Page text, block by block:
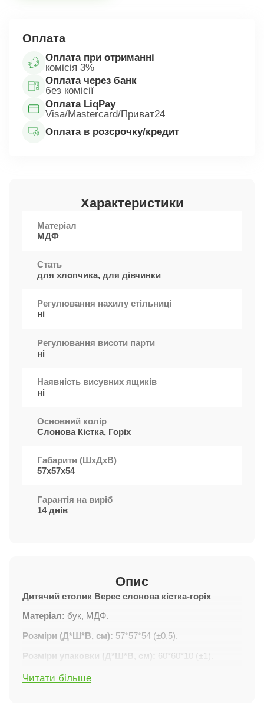
Оплата
Оплата при отриманні
комісія 3%
Оплата через банк
без комісії
Оплата LiqPay
Visa/Mastercard/Приват24
Оплата в розсрочку/кредит
Характеристики
Матеріал
МДФ
Стать
для хлопчика, для дівчинки
Регулювання нахилу стільниці
ні
Регулювання висоти парти
ні
Наявність висувних ящиків
ні
Основний колір
Слонова Кістка, Горіх
Габарити (ШxДхВ)
57х57х54
Гарантія на виріб
14 днів
Опис
Дитячий столик Вересслонова кістка-горіх
Матеріал: бук, МДФ.
Розміри (Д*Ш*В, см): 57*57*54 (±0,5).
Розміри упаковки (Д*Ш*В, см): 60*60*10 (±1).
Вага (нетто/брутто, кг):
Читати більше